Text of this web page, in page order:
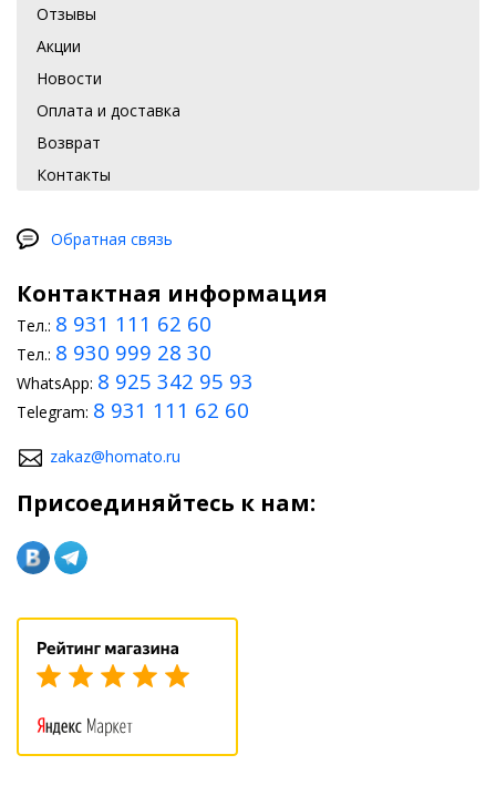
Отзывы
Акции
Новости
Оплата и доставка
Возврат
Контакты
Обратная связь
Контактная информация
Тел.: 8 931 111 62 60
Тел.: 8 930 999 28 30
WhatsApp: 8 925 342 95 93
Telegram: 8 931 111 62 60
zakaz@homato.ru
Присоединяйтесь к нам: